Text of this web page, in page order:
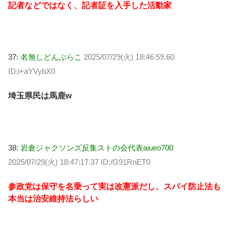
記者などではなく、記者証を入手した活動家
37: 名無しどんぶらこ 2025/07/29(火) 18:46:59.60
ID:i+aYVybX0
埼玉県民は馬鹿w
38: 岩倉ジャクソンズ反集ストの会代表aiueo700
2025/07/29(火) 18:47:17.37 ID:/G91RnET0
参政党は保守を名乗って実は改憲派だし、スパイ防止法も
本当は治安維持法らしい